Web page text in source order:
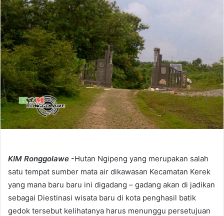
e
m
a
i
l
KIM Ronggolawe -Hutan Ngipeng yang merupakan salah
satu tempat sumber mata air dikawasan Kecamatan Kerek
yang mana baru baru ini digadang – gadang akan di jadikan
sebagai Diestinasi wisata baru di kota penghasil batik
gedok tersebut kelihatanya harus menunggu persetujuan